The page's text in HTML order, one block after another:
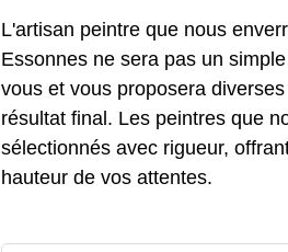
L'artisan peintre que nous
Essonnes ne sera pas un
vous et vous proposera
résultat final. Les peintres que
sélectionnés avec rigueur,
hauteur de vos attentes.